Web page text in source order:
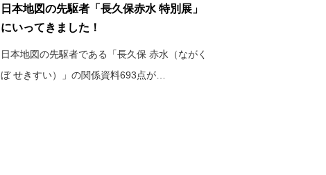
日本地図の先駆者「長久保赤水 特別展」
にいってきました！
日本地図の先駆者である「長久保 赤水（ながく
ぼ せきすい）」の関係資料693点が…